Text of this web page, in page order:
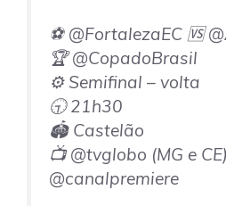
⚽ @FortalezaEC 🆚
🏆 @CopadoBrasil
⚙ Semifinal – volta
🕤 21h30
🏟 Castelão
📺 @tvglobo (MG e
@canalpremiere